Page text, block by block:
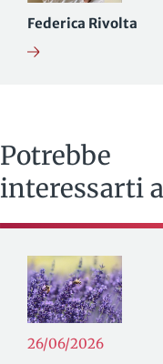
Federica Rivolta
Potrebbe
interessarti
26/06/2026